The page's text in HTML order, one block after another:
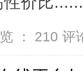
： 210 评